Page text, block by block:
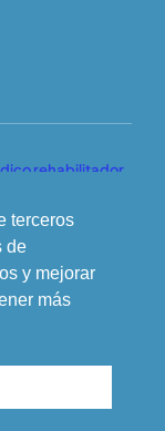
rehabilitador
terceros
de
y mejorar
más